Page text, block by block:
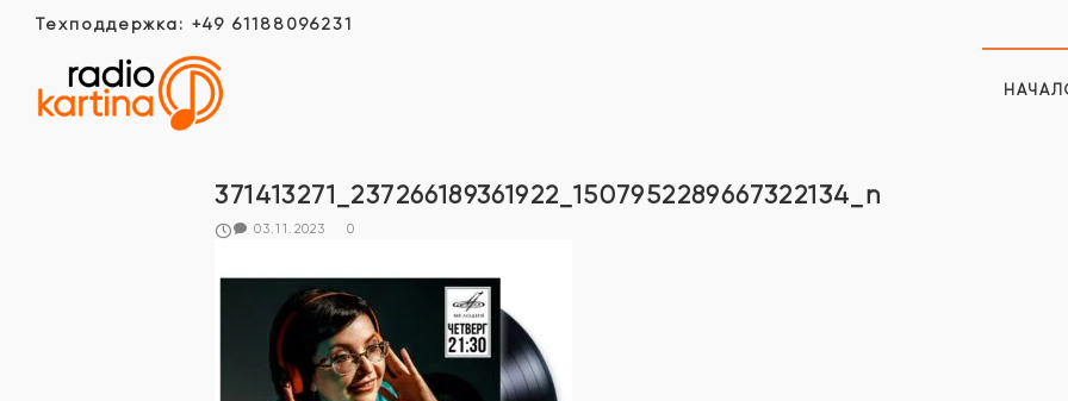
Техподдержка: +49 61188096231
371413271_237266189361922_1507952289667322134_n
03.11.2023 0